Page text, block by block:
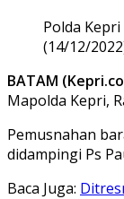
Polda
(14/12/
BATAM
Mapolda Kepri,
Pemusnahan
didampingi Ps
Baca Juga: